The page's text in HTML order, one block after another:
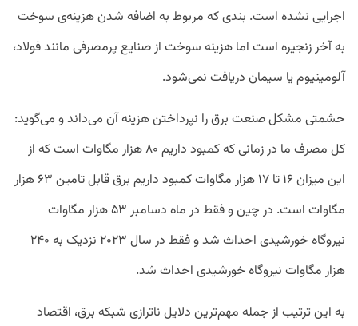
اجرایی نشده است. بندی که مربوط به اضافه شدن هزینه‌ی سوخت
به آخر زنجیره است اما هزینه سوخت از صنایع پرمصرفی مانند فولاد،
آلومینیوم یا سیمان دریافت نمی‌شود.
حشمتی مشکل صنعت برق را نپرداختن هزینه آن می‌داند و می‌گوید:
کل مصرف ما در زمانی که کمبود داریم ۸۰ هزار مگاوات است که از
این میزان ۱۶ تا ۱۷ هزار مگاوات کمبود داریم برق قابل تامین ۶۳ هزار
مگاوات است. در چین و فقط در ماه دسامبر ۵۳ هزار مگاوات
نیروگاه خورشیدی احداث شد و فقط در سال ۲۰۲۳ نزدیک به ۲۴۰
هزار مگاوات نیروگاه خورشیدی احداث شد.
به این ترتیب از جمله مهم‌ترین دلایل ناترازی شبکه برق، اقتصاد